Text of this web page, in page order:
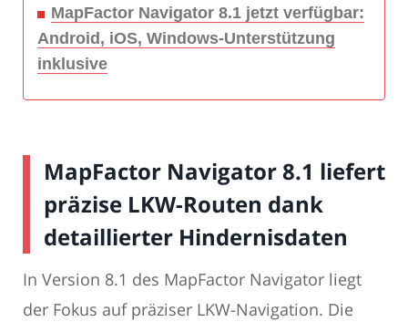
MapFactor Navigator 8.1 jetzt verfügbar:
Android, iOS, Windows-Unterstützung
inklusive
MapFactor Navigator 8.1 liefert
präzise LKW-Routen dank
detaillierter Hindernisdaten
In Version 8.1 des MapFactor Navigator liegt
der Fokus auf präziser LKW-Navigation. Die